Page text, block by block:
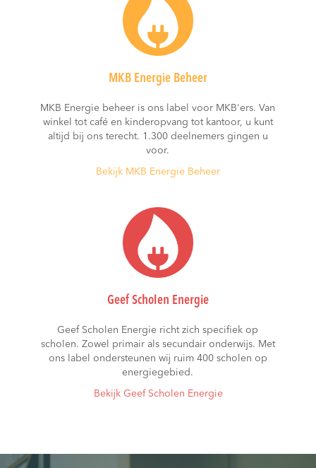
MKB Energie Beheer
MKB Energie beheer is ons label voor MKB'ers. Van
winkel tot café en kinderopvang tot kantoor, u kunt
altijd bij ons terecht. 1.300 deelnemers gingen u
voor.
Bekijk MKB Energie Beheer
Geef Scholen Energie
Geef Scholen Energie richt zich specifiek op
scholen. Zowel primair als secundair onderwijs. Met
ons label ondersteunen wij ruim 400 scholen op
energiegebied.
Bekijk Geef Scholen Energie